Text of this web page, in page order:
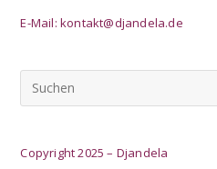
E-Mail:kontakt@djandela.de
Copyright 2025 – Djandela